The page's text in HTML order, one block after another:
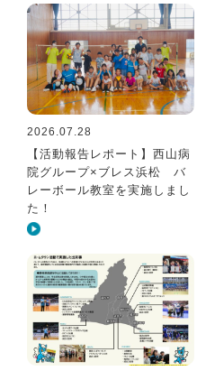
2026.07.28
【活動報告レポート】西山病
院グループ×ブレス浜松 バ
レーボール教室を実施しまし
た！